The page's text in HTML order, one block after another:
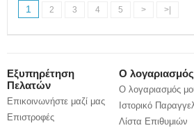
1 2 3 4 5 > >|
Εξυπηρέτηση
Πελατών
Επικοινωνήστε μαζί μας
Επιστροφές
Ο
Ο λογαριασμός
Ιστορικό
Λίστα Επιθυμιών